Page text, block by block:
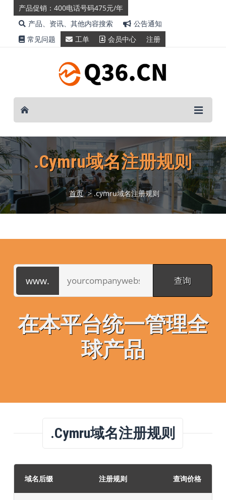
产品促销：400电话号码475元/年
产品、资讯、其他内容搜索
公告通知
常见问题
工单 会员中心 注册
.cymru域名注册规则
首页 > .cymru域名注册规则
在本平台统一管理全
球产品
.cymru域名注册规则
域名后缀 注册规则 查询价格